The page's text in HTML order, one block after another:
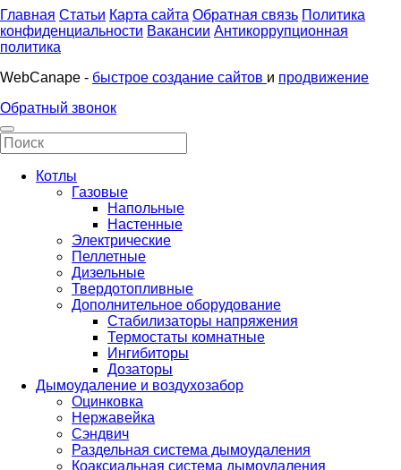
Главная Статьи Карта сайта Обратная связь Политика
конфиденциальности Вакансии Антикоррупционная
политика
WebCanape - быстрое создание сайтов и продвижение
Обратный звонок
Котлы
Газовые
Напольные
Настенные
Электрические
Пеллетные
Дизельные
Твердотопливные
Дополнительное оборудование
Стабилизаторы напряжения
Термостаты комнатные
Ингибиторы
Дозаторы
Дымоудаление и воздухозабор
Оцинковка
Нержавейка
Сэндвич
Раздельная система дымоудаления
Коаксиальная система дымоудаления